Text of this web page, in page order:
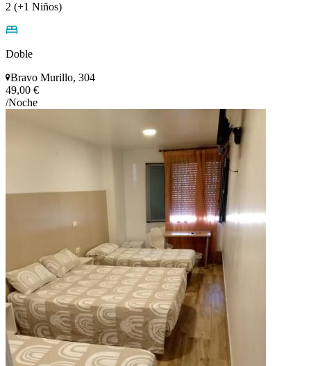
2 (+1 Niños)
Doble
Bravo Murillo, 304
49,00 €
/Noche